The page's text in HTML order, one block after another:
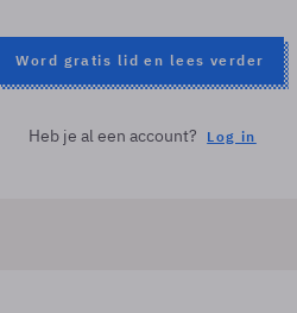
Word gratis lid en lees verder
Heb je al een account? Log in